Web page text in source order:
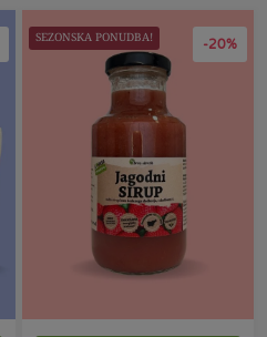
-20%
SEZONSKA PONUDBA!